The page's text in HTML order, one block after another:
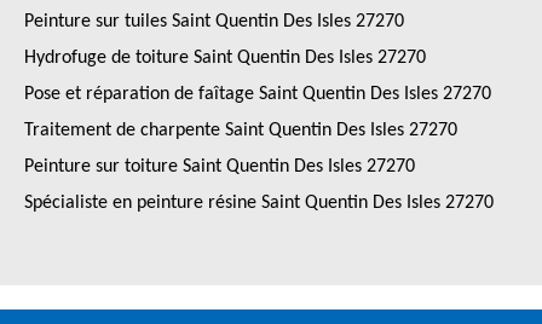
Peinture sur tuiles Saint Quentin Des Isles 27270
Hydrofuge de toiture Saint Quentin Des Isles 27270
Pose et réparation de faîtage Saint Quentin Des Isles 27270
Traitement de charpente Saint Quentin Des Isles 27270
Peinture sur toiture Saint Quentin Des Isles 27270
Spécialiste en peinture résine Saint Quentin Des Isles 27270